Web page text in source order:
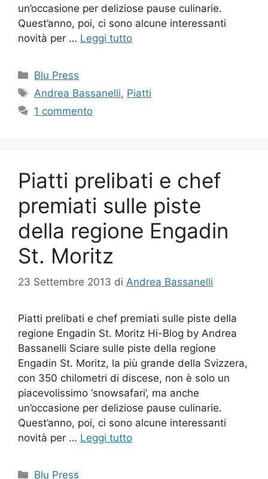
un’occasione per deliziose pause culinarie.
Quest’anno, poi, ci sono alcune interessanti
novità per … Leggi tutto
Categorie
Blu Press
Tag
Andrea Bassanelli, Piatti
1 commento
Piatti prelibati e chef
premiati sulle piste
della regione Engadin
St. Moritz
23 Settembre 2013 di Andrea Bassanelli
Piatti prelibati e chef premiati sulle piste della
regione Engadin St. Moritz Hi-Blog by Andrea
Bassanelli Sciare sulle piste della regione
Engadin St. Moritz, la più grande della Svizzera,
con 350 chilometri di discese, non è solo un
piacevolissimo ‘snowsafari’, ma anche
un’occasione per deliziose pause culinarie.
Quest’anno, poi, ci sono alcune interessanti
novità per … Leggi tutto
Categorie
Blu Press